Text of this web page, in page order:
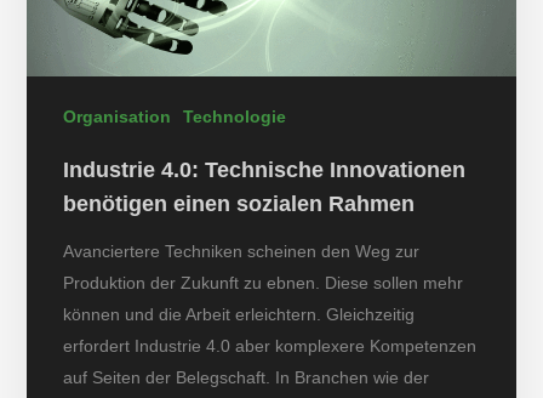
Organisation Technologie
Industrie 4.0: Technische Innovationen
benötigen einen sozialen Rahmen
Avanciertere Techniken scheinen den Weg zur
Produktion der Zukunft zu ebnen. Diese sollen mehr
können und die Arbeit erleichtern. Gleichzeitig
erfordert Industrie 4.0 aber komplexere Kompetenzen
auf Seiten der Belegschaft. In Branchen wie der